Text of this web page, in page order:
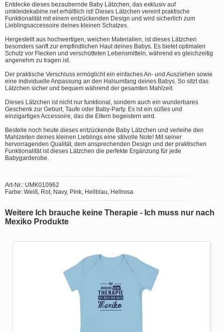
Entdecke dieses bezaubernde Baby Lätzchen, das exklusiv auf
umkleidekabine.net erhältlich ist! Dieses Lätzchen vereint praktische
Funktionalität mit einem entzückenden Design und wird sicherlich zum
Lieblingsaccessoire deines kleinen Schatzes.
Hergestellt aus hochwertigen, weichen Materialien, ist dieses Lätzchen
besonders sanft zur empfindlichen Haut deines Babys. Es bietet optimalen
Schutz vor Flecken und verschütteten Lebensmitteln, während es gleichzeitig
angenehm zu tragen ist.
Der praktische Verschluss ermöglicht ein einfaches An- und Ausziehen sowie
eine individuelle Anpassung an den Halsumfang deines Babys. So sitzt das
Lätzchen sicher und bequem während der gesamten Mahlzeit.
Dieses Lätzchen ist nicht nur funktional, sondern auch ein wunderbares
Geschenk zur Geburt, Taufe oder Baby-Party. Es ist ein süßes und
einzigartiges Accessoire, das die Eltern begeistern wird.
Bestelle noch heute dieses entzückende Baby Lätzchen und verleihe den
Mahlzeiten deines kleinen Lieblings eine stilvolle Note! Mit seiner
hervorragenden Qualität, dem ansprechenden Design und der praktischen
Funktionalität ist dieses Lätzchen die perfekte Ergänzung für jede
Babygarderobe.
Art-Nr.: UMK010962
Farbe: Weiß, Rot, Navy, Pink, Hellblau, Hellrosa
Weitere Ich brauche keine Therapie - Ich muss nur nach
Mexiko Produkte